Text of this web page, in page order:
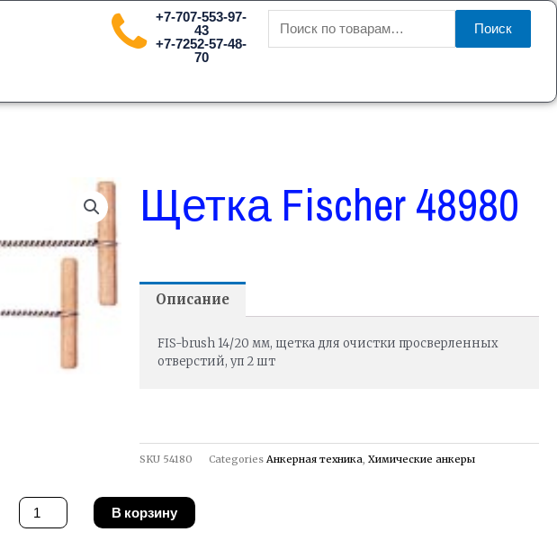
+7-707-553-97-
43
+7-7252-57-48-
70
Искать:
Поиск
Щетка Fischer 48980
Описание
FIS-brush 14/20 мм, щетка для очистки просверленных
отверстий, уп 2 шт
SKU 54180 Categories Анкерная техника, Химические анкеры
Количество
товара
Щетка
В корзину